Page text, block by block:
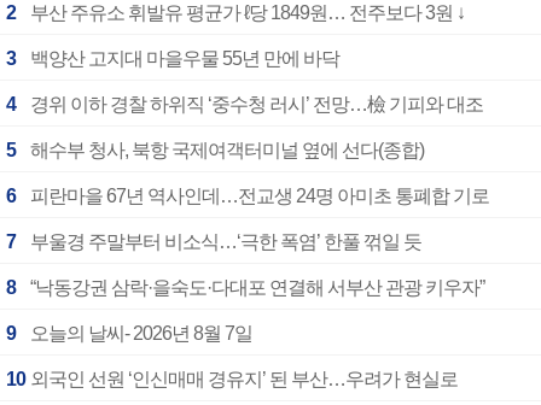
2 부산 주유소 휘발유 평균가 ℓ당 1849원… 전주보다 3원 ↓
3 백양산 고지대 마을우물 55년 만에 바닥
4 경위 이하 경찰 하위직 ‘중수청 러시’ 전망…檢 기피와 대조
5 해수부 청사, 북항 국제여객터미널 옆에 선다(종합)
6 피란마을 67년 역사인데…전교생 24명 아미초 통폐합 기로
7 부울경 주말부터 비소식…‘극한 폭염’ 한풀 꺾일 듯
8 “낙동강권 삼락·을숙도·다대포 연결해 서부산 관광 키우자”
9 오늘의 날씨- 2026년 8월 7일
10 외국인 선원 ‘인신매매 경유지’ 된 부산…우려가 현실로